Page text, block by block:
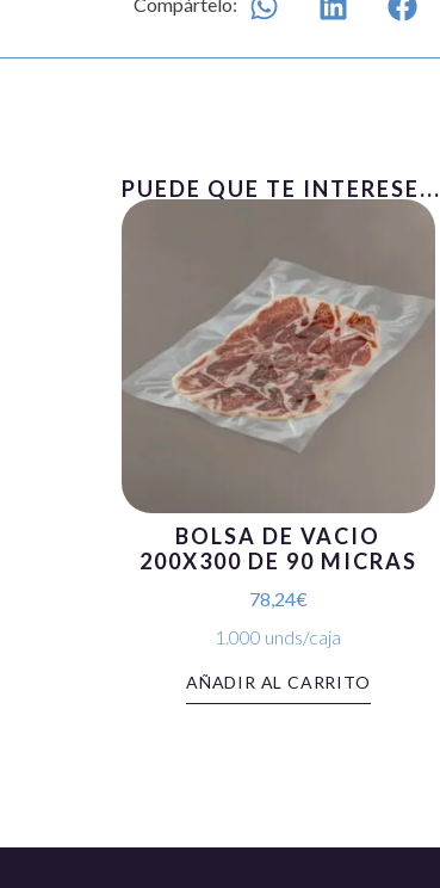
PUEDE QUE TE INTERESE...
BOLSA DE VACIO
200X300 DE 90 MICRAS
78,24€
1.000 unds/caja
AÑADIR AL CARRITO